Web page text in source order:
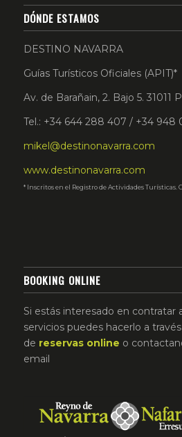
DÓNDE ESTAMOS
DESTINO NAVARRA
Guías Turísticos Oficiales (APIT)*
Av. de Barañain, 2. Bajo 5. 31011
Tel.: +34 644 288 407 / +34 948
mikel@destinonavarra.com
www.destinonavarra.com
* Inscritos en el Registro de Actividades Turísticas.
BOOKING ONLINE
Si estás interesado en contratar
servicios puedes hacerlo a
de reservasonline o
email